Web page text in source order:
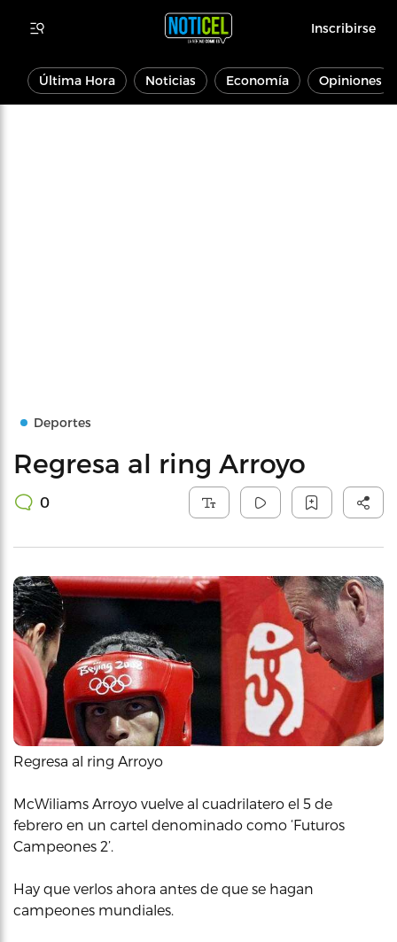
Inscribirse
Última Hora Noticias Economía Opiniones
Deportes
Regresa al ring Arroyo
0
Regresa al ring Arroyo
McWiliams Arroyo vuelve al cuadrilatero el 5 de
febrero en un cartel denominado como ‘Futuros
Campeones 2’.
Hay que verlos ahora antes de que se hagan
campeones mundiales.